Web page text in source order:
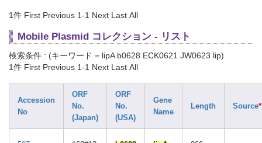
1件 First Previous 1-1 Next Last All
Mobile Plasmid コレクション - リスト
検索条件 : (キーワード = lipA b0628 ECK0621 JW0623 lip)
1件 First Previous 1-1 Next Last All
Accession
No
ORF
No.
(Japan)
ORF
No.
(USA)
Gene
Name
Length Source